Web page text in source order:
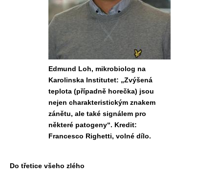
Edmund Loh, mikrobiolog na
Karolinska Institutet: „Zvýšená
teplota (případně horečka) jsou
nejen charakteristickým znakem
zánětu, ale také signálem pro
některé patogeny“. Kredit:
Francesco Righetti, volné dílo.
Do třetice všeho zlého